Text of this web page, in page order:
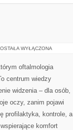
WYŁĄCZONA
oftalmologia
centrum wiedzy
widzenia – dla osób,
oczy, zanim pojawi
profilaktyka, kontrole, a
komfort